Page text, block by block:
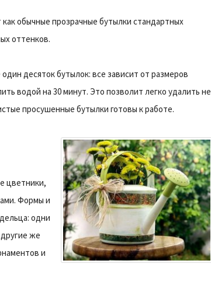
обычные прозрачные бутылки стандартных
оттенков.
десяток бутылок: все зависит от размеров
водой на 30 минут. Это позволит легко удалить не
просушенные бутылки готовы к работе.
цветники,
Формы и
одни
же
и